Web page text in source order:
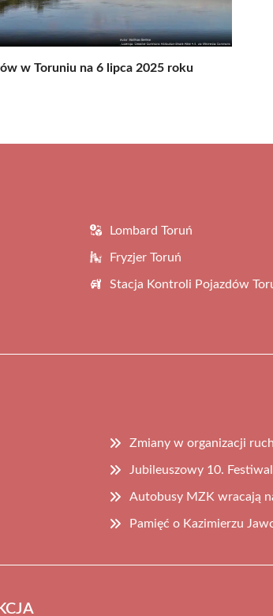
w Toruniu na 6 lipca 2025 roku
Lombard Toruń
Fryzjer Toruń
Stacja Kontroli Pojazdów
Zmiany w organizacji
Jubileuszowy 10.
Autobusy MZK wracają
Pamięć o Kazimierzu